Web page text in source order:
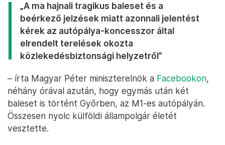
„A ma hajnali tragikus baleset és a
beérkező jelzések miatt azonnali jelentést
kérek az autópálya-koncesszor által
elrendelt terelések okozta
közlekedésbiztonsági helyzetről”
– írta Magyar Péter miniszterelnök a Facebookon,
néhány órával azután, hogy egymás után két
baleset is történt Győrben, az M1-es autópályán.
Összesen nyolc külföldi állampolgár életét
vesztette.